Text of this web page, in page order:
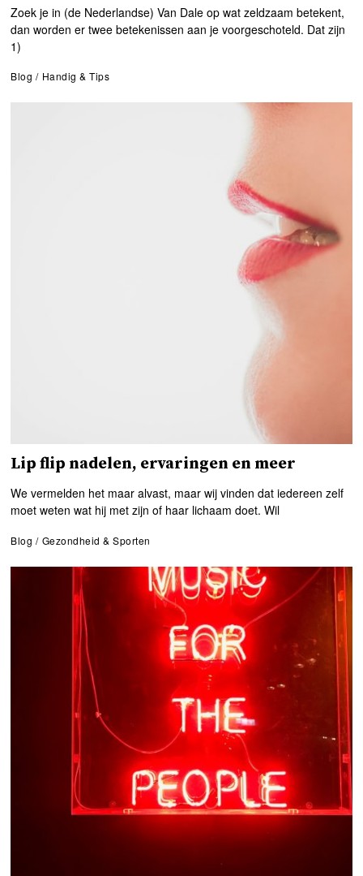
Zoek je in (de Nederlandse) Van Dale op wat zeldzaam betekent,
dan worden er twee betekenissen aan je voorgeschoteld. Dat zijn
1)
Blog / Handig & Tips
Lip flip nadelen, ervaringen en meer
We vermelden het maar alvast, maar wij vinden dat iedereen zelf
moet weten wat hij met zijn of haar lichaam doet. Wil
Blog / Gezondheid & Sporten